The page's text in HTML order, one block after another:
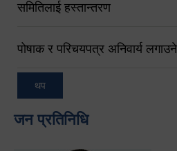
समितिलाई हस्तान्तरण
पोषाक र परिचयपत्र अनिवार्य
थप
जन प्रतिनिधि